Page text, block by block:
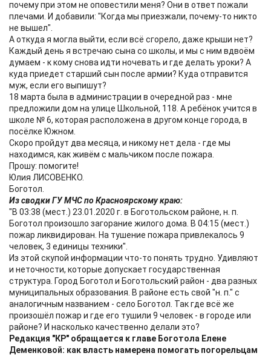
почему при этом не оповестили меня? Они в ответ пожали
плечами. И добавили: "Когда мы приезжали, почему-то никто
не вышел".
А откуда я могла выйти, если всё сгорело, даже крыши нет?
Каждый день я встречаю сына со школы, и мы с ним вдвоём
думаем - к кому снова идти ночевать и где делать уроки? А
куда приедет старший сын после армии? Куда отправится
муж, если его выпишут?
18 марта была в администрации в очередной раз - мне
предложили дом на улице Школьной, 118. А ребёнок учится в
школе № 6, которая расположена в другом конце города, в
посёлке Южном.
Скоро пройдут два месяца, и никому нет дела - где мы
находимся, как живём с мальчиком после пожара.
Прошу: помогите!
Юлия ЛИСОВЕНКО.
Боготол.
Из сводки ГУ МЧС по Красноярскому краю:
"В 03:38 (мест.) 23.01.2020 г. в Боготольском районе, н. п.
Боготол произошло загорание жилого дома. В 04:15 (мест.)
пожар ликвидирован. На тушение пожара привлекалось 9
человек, 3 единицы техники".
Из этой скупой информации что-то понять трудно. Удивляют
и неточности, которые допускает государственная
структура. Город Боготол и Боготольский район - два разных
муниципальных образования. В районе есть свой "н. п." с
аналогичным названием - село Боготол. Так где всё же
произошёл пожар и где его тушили 9 человек - в городе или
районе? И насколько качественно делали это?
Редакция "КР" обращается к главе Боготола Елене
Деменковой: как власть намерена помогать погорельцам